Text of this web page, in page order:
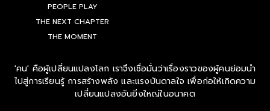
PEOPLE PLAY
THE NEXT CHAPTER
THE MOMENT
'คน' คือผู้เปลี่ยนแปลงโลก เราจึงเชื่อมั่นว่าเรื่องราวของผู้คนย่อมนำ
ไปสู่การเรียนรู้ การสร้างพลัง และแรงบันดาลใจ เพื่อก่อให้เกิดความ
เปลี่ยนแปลงอันยิ่งใหญ่ในอนาคต